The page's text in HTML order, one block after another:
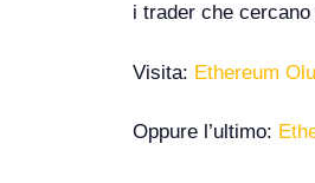
i trader che
Visita: Ethereum
Oppure l’ultimo: